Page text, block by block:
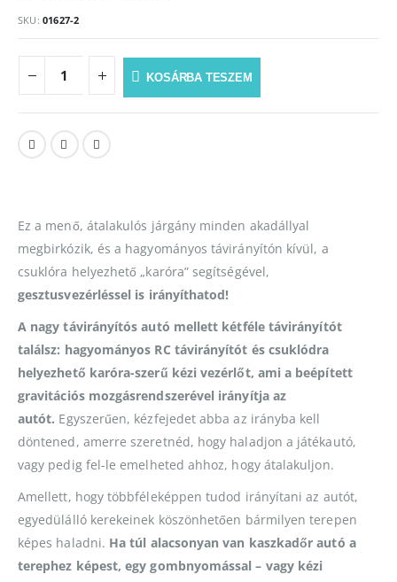
SKU: 01627-2
KOSÁRBA TESZEM
Ez a menő, átalakulós járgány minden akadállyal
megbirkózik, és a hagyományos távirányítón kívül, a
csuklóra helyezhető „karóra” segítségével,
gesztusvezérléssel is irányíthatod!
A nagy távirányítós autó mellett kétféle távirányítót
találsz: hagyományos RC távirányítót és csuklódra
helyezhető karóra-szerű kézi vezérlőt, ami a beépített
gravitációs mozgásrendszerével irányítja az
autót. Egyszerűen, kézfejedet abba az irányba kell
döntened, amerre szeretnéd, hogy haladjon a játékautó,
vagy pedig fel-le emelheted ahhoz, hogy átalakuljon.
Amellett, hogy többféleképpen tudod irányítani az autót,
egyedülálló kerekeinek köszönhetően bármilyen terepen
képes haladni. Ha túl alacsonyan van kaszkadőr autó a
terephez képest, egy gombnyomással – vagy kézi